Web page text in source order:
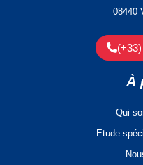
08440
À
Qui
Etude